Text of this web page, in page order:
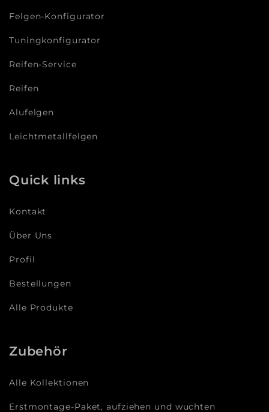
Felgen-Konfigurator
Tuningkonfigurator
Reifen-Service
Reifen
Alufelgen
Leichtmetallfelgen
Quick links
Kontakt
Über Uns
Profil
Bestellungen
Alle Produkte
Zubehör
Alle Kollektionen
Erstmontage-Paket, aufziehen und wuchten